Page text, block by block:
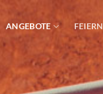
ANGEBOTE FEIERN